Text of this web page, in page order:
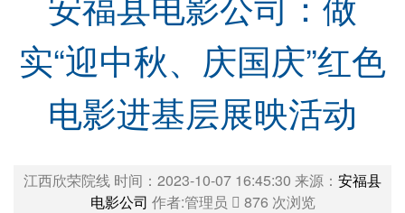
实“迎中秋、庆国庆”红色
电影进基层展映活动
江西欣荣院线 时间：2023-10-07 16:45:30 来源： 安福县
电影公司 作者:管理员 876 次浏览